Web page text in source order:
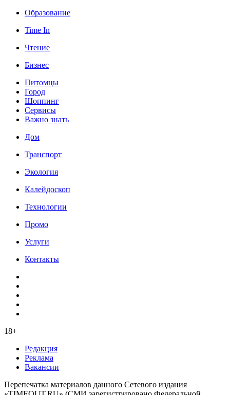
Образование
Time In
Чтение
Бизнес
Питомцы
Город
Шоппинг
Сервисы
Важно знать
Дом
Транспорт
Экология
Калейдоскоп
Технологии
Промо
Услуги
Контакты
18+
Редакция
Реклама
Вакансии
Перепечатка материалов данного Сетевого издания